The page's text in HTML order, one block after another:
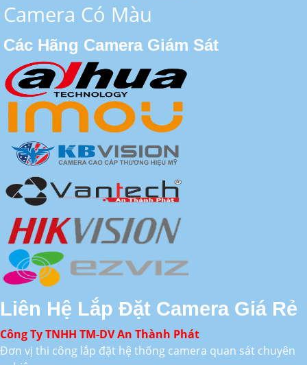
Camera Có Màu
Các Hãng Camera Giám Sát
Liên Hệ Lắp Đặt Camera Giá Rẻ
Công Ty TNHH TM-DV An Thành Phát
Đơn vị thi công lắp đặt hệ thống camera quan sát chuyên